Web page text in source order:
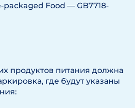
Food — GB7718-
продуктов питания должна
где будут указаны